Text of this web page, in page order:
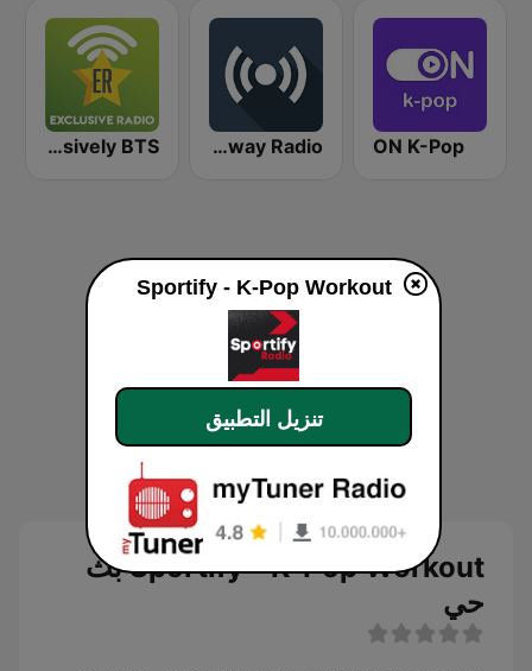
ON K-Pop
K-Pop Highway Radio
Exclusively BTS
Sportify - K-Pop Workout بث
حي
Sportify - K-Pop Workout
تنزيل التطبيق